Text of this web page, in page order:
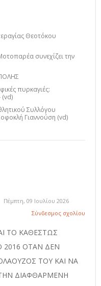
Θεοτόκου
συνεχίζει την
πυρκαγιές:
(vd)
Συλλόγου
Γιαννούση (vd)
Πέμπτη, 09 Ιουλίου 2026
Σύνδεσμος σχολίου
ΤΟ ΚΑΘΕΣΤΩΣ
ΟΤΑΝ ΔΕΝ
ΤΟΥ ΚΑΙ ΝΑ
ΔΙΑΦΘΑΡΜΕΝΗ